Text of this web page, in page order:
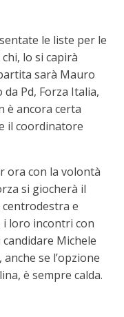
le liste per le
lo si capirà
sarà Mauro
Pd, Forza Italia,
è ancora certa
il coordinatore
ora con la volontà
si giocherà il
centrodestra e
i loro incontri con
Michele
se l’opzione
è sempre calda.